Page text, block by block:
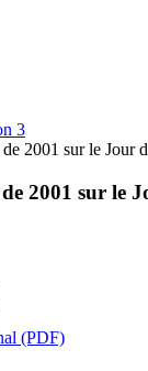
3
2001 sur le Jour
2001 sur le
(PDF)